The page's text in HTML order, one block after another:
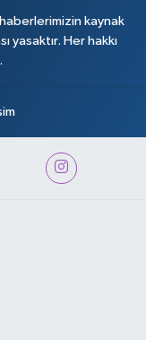
kaynak
yasaktır. Her hakkı